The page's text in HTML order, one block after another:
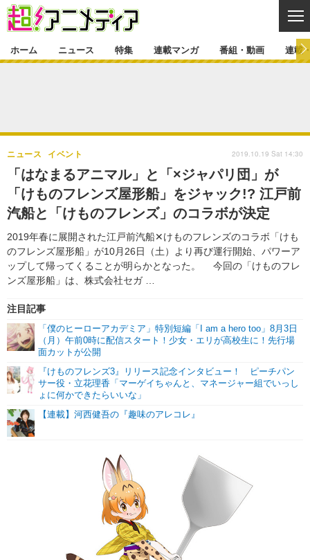
ゲーム・アプリ マンガ
グッズ イベント
声優 コスプレ
舞台 新帝スタ
特集一覧 カバー
ラキりす
連載マンガ
連載一覧
番組・動画
番組・動画一覧 ラジオ
動画
連載・ブログ
連載・ブログ一覧 コラム
編集部ブログ・お知らせ
ホーム ニュース 特集 連載マンガ 番組・動画 連載
「はなまるアニマル」と「×ジャパリ団」が
「けものフレンズ屋形船」をジャック!? 江戸前
汽船と「けものフレンズ」のコラボが決定
2019年春に展開された江戸前汽船✕けものフレンズのコラボ「けも
のフレンズ屋形船」が10月26日（土）より再び運行開始、パワーア
ップして帰ってくることが明らかとなった。 今回の「けものフレ
ンズ屋形船」は、株式会社セガ …
ニュース イベント
注目記事
「僕のヒーローアカデミア」特別短編「I am a hero too」8月3日
（月）午前0時に配信スタート！少女・エリが高校生に！先行場
面カットが公開
『けものフレンズ3』リリース記念インタビュー！ ピーチパン
サー役・立花理香「マーゲイちゃんと、マネージャー組でいっし
ょに何かできたらいいな」
【連載】河西健吾の『趣味のアレコレ』
2019.10.19 Sat 14:30